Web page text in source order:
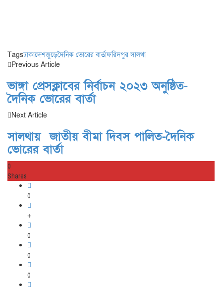
Tagsঢাকাদেশজুড়েদৈনিক ভোরের বার্তাফরিদপুর সালথা
Previous Article
ভাঙ্গা প্রেসক্লাবের নির্বাচন ২০২৩ অনুষ্ঠিত-
দৈনিক ভোরের বার্তা
Next Article
সালথায় জাতীয় বীমা দিবস পালিত-দৈনিক
ভোরের বার্তা
0
Shares
0
+
0
0
0